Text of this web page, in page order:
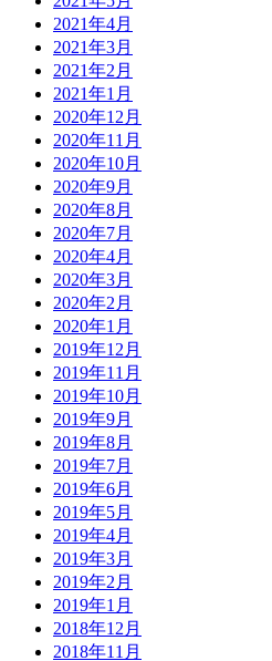
2021年4月
2021年3月
2021年2月
2021年1月
2020年12月
2020年11月
2020年10月
2020年9月
2020年8月
2020年7月
2020年4月
2020年3月
2020年2月
2020年1月
2019年12月
2019年11月
2019年10月
2019年9月
2019年8月
2019年7月
2019年6月
2019年5月
2019年4月
2019年3月
2019年2月
2019年1月
2018年12月
2018年11月